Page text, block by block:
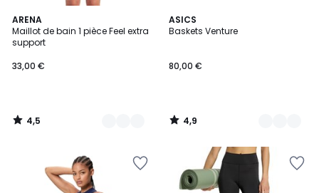
ARENA
Maillot de bain 1 pièce Feel extra
support
33,00 €
4,5
/ 5
2
Couleurs
4,5
/
ASICS
Baskets Venture
80,00 €
4,9
/ 5
2
Couleurs
4,9
/